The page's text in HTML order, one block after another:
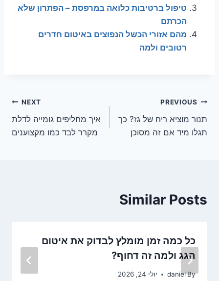
טיפול ברטיבות כלואה במרפסת – הפתרון שלא
הכרתם
מהם אזורי הכשל הנפוצים באיטום חדרים
רטובים ולמה
ניווט
PREVIOUS
תנור מוציא ריח של גז? כך
תגלו מיד אם זה מסוכן
NEXT
איך מחליפים גומייה לדלת
מקרר לבד כמו מקצוענים
Similar Posts
כל כמה זמן מומלץ לבדוק את איטום
הגג ולמה זה דחוף?
By
daniel יולי 24, 2026